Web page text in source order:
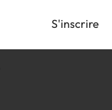
S'inscrire